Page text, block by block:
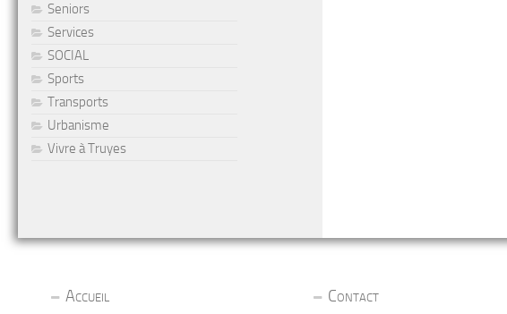
Seniors
Services
SOCIAL
Sports
Transports
Urbanisme
Vivre à Truyes
Accueil Contact